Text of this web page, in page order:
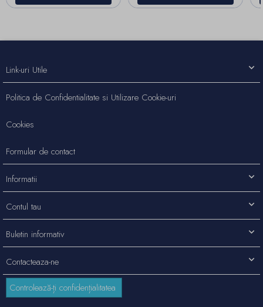
Contacteaza-ne
Link-uri Utile
Politica de Confidentialitate si Utilizare Cookie-uri
Cookies
Formular de contact
Informatii
Contul tau
Buletin informativ
Controlează-ți confidențialitatea